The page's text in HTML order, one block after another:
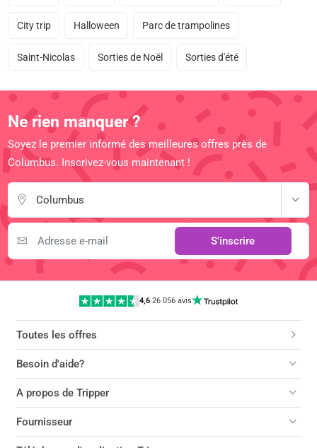
City trip Halloween Parc de trampolines
Saint-Nicolas Sorties de Noël Sorties d'été
Ne rien manquer ?
Soyez le premier informé des meilleures offres près de
Columbus. Inscrivez-vous maintenant !
Columbus
S'inscrire
4,6 |26 056 avis
Toutes les offres
Besoin d'aide?
A propos de Tripper
Fournisseur